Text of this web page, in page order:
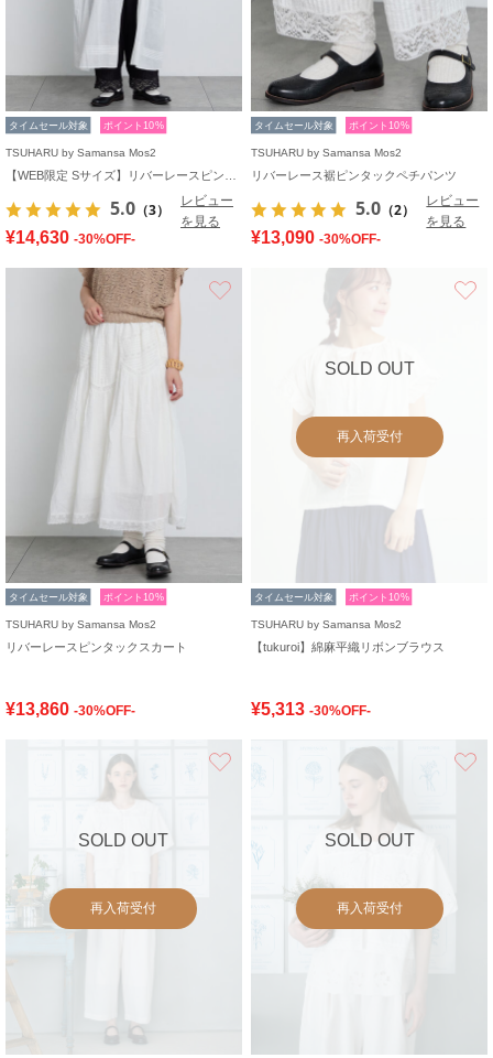
タイムセール対象 ポイント10%
TSUHARU by Samansa Mos2
5.0 （3）
レビュー
を見る
¥14,630 -30%OFF-
タイムセール対象 ポイント10%
TSUHARU by Samansa Mos2
リバーレース裾ピンタックペチパンツ
5.0 （2）
レビュー
を見る
¥13,090 -30%OFF-
タイムセール対象 ポイント10%
TSUHARU by Samansa Mos2
リバーレースピンタックスカート
¥13,860 -30%OFF-
SOLD OUT
再入荷受付
タイムセール対象 ポイント10%
TSUHARU by Samansa Mos2
【tukuroi】綿麻平織リボンブラウス
¥5,313 -30%OFF-
SOLD OUT
再入荷受付
SOLD OUT
再入荷受付